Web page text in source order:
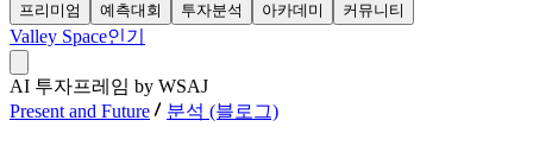
프리미엄 예측대회 투자분석 아카데미 커뮤니티
Valley Space인기
AI 투자프레임 by WSAJ
Present and Future
분석 (블로그)